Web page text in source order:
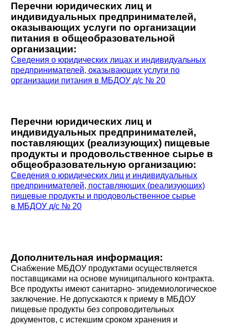
Перечни юридических лиц и
индивидуальных предпринимателей,
оказывающих услуги по организации
питания в общеобразовательной
организации:
Сведения о юридических лицах и индивидуальных
предпринимателей, оказывающих услуги по
организации питания в МБДОУ д/с № 20
Перечни юридических лиц и
индивидуальных предпринимателей,
поставляющих (реализующих) пищевые
продукты и продовольственное сырье в
общеобразовательную организацию:
Сведения о юридических лиц и индивидуальных
предпринимателей, поставляющих (реализующих)
пищевые продукты и продовольственное сырье
в МБДОУ д/с № 20
Дополнительная информация:
Снабжение МБДОУ продуктами осуществляется
поставщиками на основе муниципального контракта.
Все продукты имеют санитарно- эпидемиологическое
заключение. Не допускаются к приему в МБДОУ
пищевые продукты без сопроводительных
документов, с истекшим сроком хранения и